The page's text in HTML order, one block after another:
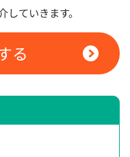
ていきます。
る